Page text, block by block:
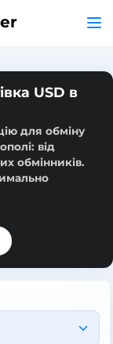
USD в
для обміну
від
обмінників.